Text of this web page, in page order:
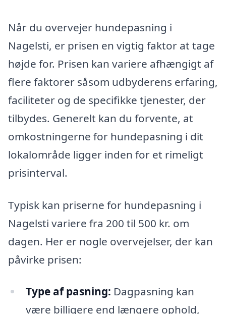
Når du overvejer hundepasning i
Nagelsti, er prisen en vigtig faktor at tage
højde for. Prisen kan variere afhængigt af
flere faktorer såsom udbyderens erfaring,
faciliteter og de specifikke tjenester, der
tilbydes. Generelt kan du forvente, at
omkostningerne for hundepasning i dit
lokalområde ligger inden for et rimeligt
prisinterval.
Typisk kan priserne for hundepasning i
Nagelsti variere fra 200 til 500 kr. om
dagen. Her er nogle overvejelser, der kan
påvirke prisen:
Type af pasning: Dagpasning kan
være billigere end længere ophold,